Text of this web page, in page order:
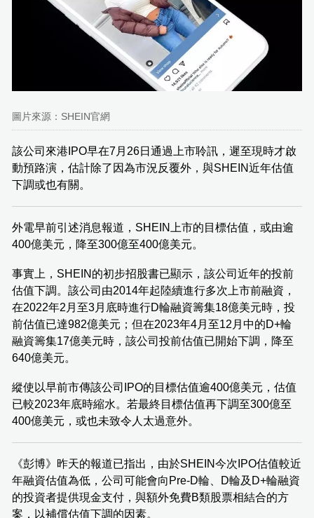
圖片來源：SHEIN官網
該公司來港IPO早在7月26日通過上市聆訊，遲至現時才啟
動預路演，估計除了因為市況反覆外，與SHEIN近年估值
下調或也有關。
外電早前引述消息報道，SHEIN上市的目標估值，或由逾
400億美元，降至300億至400億美元。
事實上，SHEIN的初步招股書已顯示，該公司近年的投前
估值下調。該公司由2014年起陸續進行多次上市前融資，
在2022年2月至3月底時進行D輪融資籌集18億美元時，投
前估值已達982億美元；但在2023年4月至12月中的D+輪
融資籌集17億美元時，該公司投前估值已開始下調，降至
640億美元。
縱使以早前市傳該公司IPO的目標估值逾400億美元，估值
已較2023年底時縮水。若最終目標估值再下調至300億至
400億美元，或也未致令人太過意外。
《彭博》昨天的報道已指出，由於SHEIN今次IPO估值較近
年融資估值為低，公司可能會向Pre-D輪、D輪及D+輪融資
的投資者提供現金支付，與額外免費B類股票相結合的方
案，以補償估值下調的因素。